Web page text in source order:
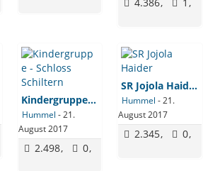
Kindergruppe - Schloss Schiltern
Hummel -21.
August 2017
2.498 0
SR Jojola Haider
Hummel -21.
August 2017
2.345 0